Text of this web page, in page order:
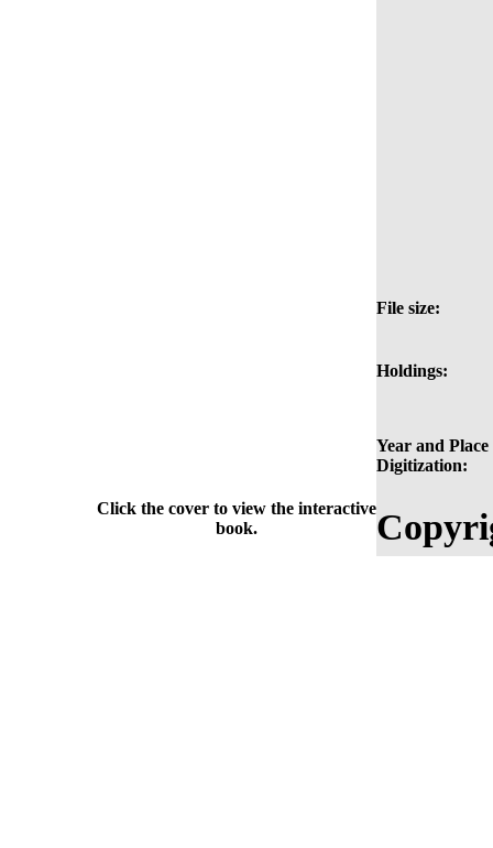
File size:
Holdings:
Year and Place
Digitization:
Click the cover to view the interactive
book.